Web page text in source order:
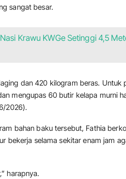
sangat besar.
Krawu KWGe Setinggi 4,5
dan 420 kilogram beras.
mengupas 60 butir kelapa murni
2026).
bahan baku tersebut, Fathia
bekerja selama sekitar enam jam
harapnya.